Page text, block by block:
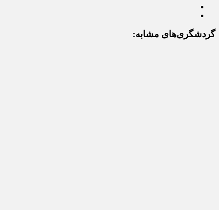
گردشگری‌های مشابه: